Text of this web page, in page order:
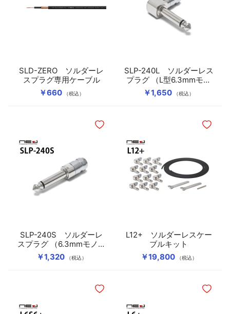
￥660 （税込）
SLD-ZERO ソルダーレ
スプラグ専用ケーブル
￥1,650 （税込）
SLP-240L ソルダーレス
プラグ （L型6.3mmモノ
ラル）
￥1,320 （税込）
SLP-240S ソルダーレ
スプラグ （6.3mmモノラ
ル）
ほしいものリストに追加
￥19,800 （税込）
L12+ ソルダーレスケー
ブルキット
ほしい
ほしいものリストに追加 ほしい